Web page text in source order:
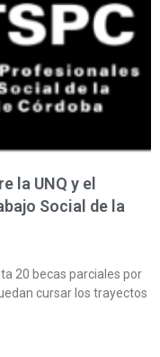
la UNQ y el
Social de la
20 becas parciales por
cursar los trayectos